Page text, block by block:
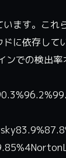
ます。こ
に依存し
での検出